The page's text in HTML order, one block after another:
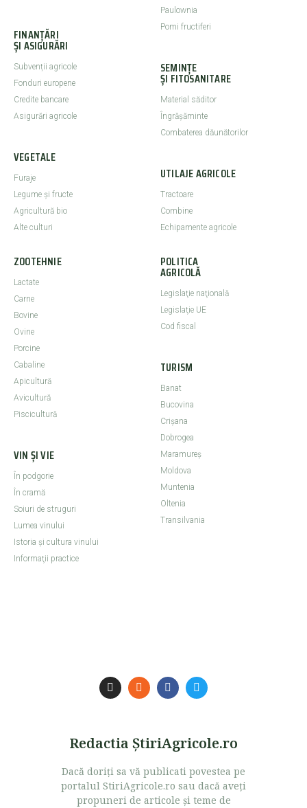
FINANȚĂRI
ȘI ASIGURĂRI
Subvenții agricole
Fonduri europene
Credite bancare
Asigurări agricole
VEGETALE
Furaje
Legume şi fructe
Agricultură bio
Alte culturi
Paulownia
Pomi fructiferi
SEMINȚE
ȘI FITOSANITARE
Material săditor
Îngrășăminte
Combaterea dăunătorilor
UTILAJE AGRICOLE
Tractoare
Combine
Echipamente agricole
ZOOTEHNIE
Lactate
Carne
Bovine
Ovine
Porcine
Cabaline
Apicultură
Avicultură
Piscicultură
VIN ȘI VIE
În podgorie
În cramă
Soiuri de struguri
Lumea vinului
Istoria şi cultura vinului
Informaţii practice
POLITICA
AGRICOLĂ
Legislaţie naţională
Legislaţie UE
Cod fiscal
TURISM
Banat
Bucovina
Crişana
Dobrogea
Maramureş
Moldova
Muntenia
Oltenia
Transilvania
Redactia ŞtiriAgricole.ro
Dacă doriţi sa vă publicati povestea pe
portalul StiriAgricole.ro sau dacă aveţi
propuneri de articole şi teme de